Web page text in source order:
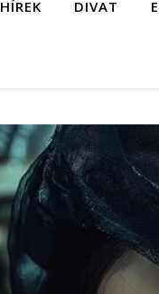
HÍREK DIVAT